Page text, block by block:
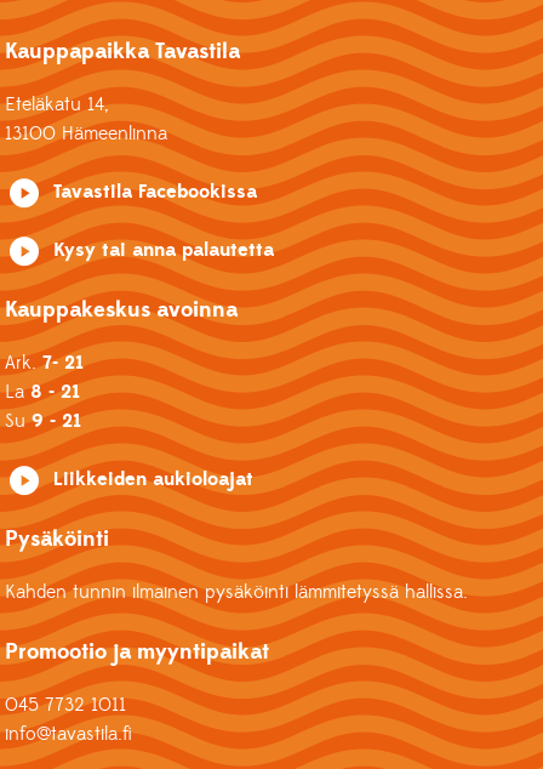
Kauppapaikka Tavastila
Eteläkatu 14,
13100 Hämeenlinna
Tavastila Facebookissa
Kysy tai anna palautetta
Kauppakeskus avoinna
Ark.7- 21
La8 - 21
Su9 - 21
Liikkeiden aukioloajat
Pysäköinti
Kahden tunnin ilmainen pysäköinti lämmitetyssä hallissa.
Promootio ja myyntipaikat
045 7732 1011
info@tavastila.fi